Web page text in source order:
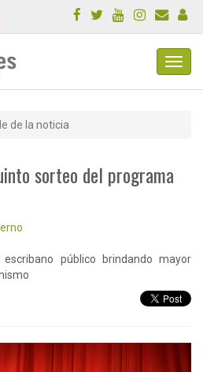
de la noticia
sorteo del programa
público brindando mayor